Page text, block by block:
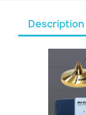
Description